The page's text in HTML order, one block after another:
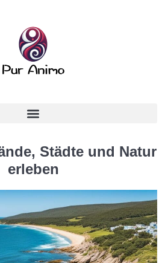
Städte und Natur
erleben